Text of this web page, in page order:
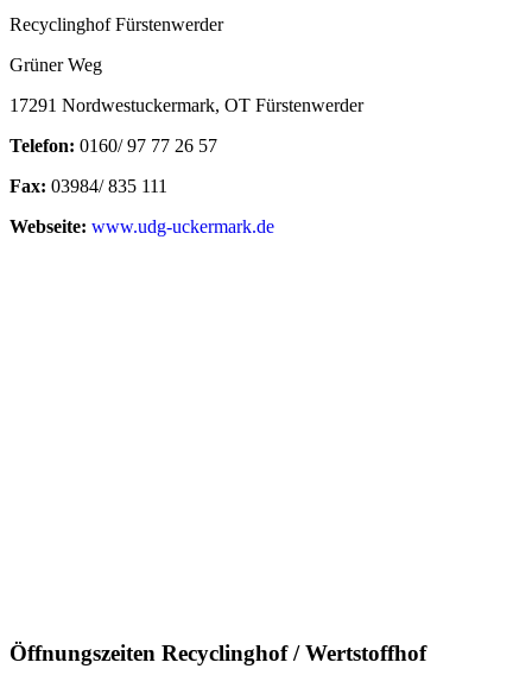
Recyclinghof Fürstenwerder
Grüner Weg
17291 Nordwestuckermark, OT Fürstenwerder
Telefon: 0160/ 97 77 26 57
Fax: 03984/ 835 111
Webseite: www.udg-uckermark.de
Öffnungszeiten Recyclinghof / Wertstoffhof